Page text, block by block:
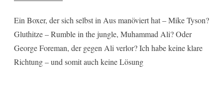
Ein Boxer, der sich selbst in Aus manöviert hat – Mike Tyson?
Gluthitze – Rumble in the jungle, Muhammad Ali? Oder
George Foreman, der gegen Ali verlor? Ich habe keine klare
Richtung – und somit auch keine Lösung